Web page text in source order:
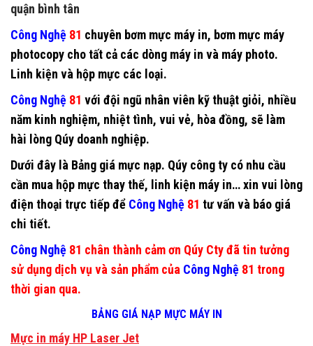
quận bình tân
Công Nghệ 81 chuyên bơm mực máy in, bơm mực máy
photocopy cho tất cả các dòng máy in và máy photo.
Linh kiện và hộp mực các loại.
Công Nghệ 81 với đội ngũ nhân viên kỹ thuật giỏi, nhiều
năm kinh nghiệm, nhiệt tình, vui vẻ, hòa đồng, sẽ làm
hài lòng Qúy doanh nghiệp.
Dưới đây là Bảng giá mực nạp. Qúy công ty có nhu cầu
cần mua hộp mực thay thế, linh kiện máy in… xin vui lòng
điện thoại trực tiếp để Công Nghệ 81 tư vấn và báo giá
chi tiết.
Công Nghệ 81 chân thành cảm ơn Qúy Cty đã tin tưởng
sử dụng dịch vụ và sản phẩm của Công Nghệ 81 trong
thời gian qua.
BẢNG GIÁ NẠP MỰC MÁY IN
Mực in máy HP Laser Jet